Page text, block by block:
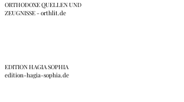
ORTHODOXE QUELLEN UND
ZEUGNISSE - orthlit.de
EDITION HAGIA SOPHIA
edition-hagia-sophia.de